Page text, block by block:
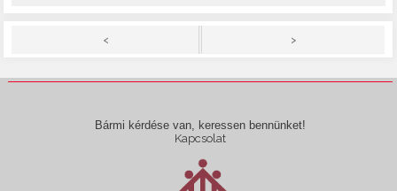
< >
Bármi kérdése van, keressen bennünket!
Kapcsolat